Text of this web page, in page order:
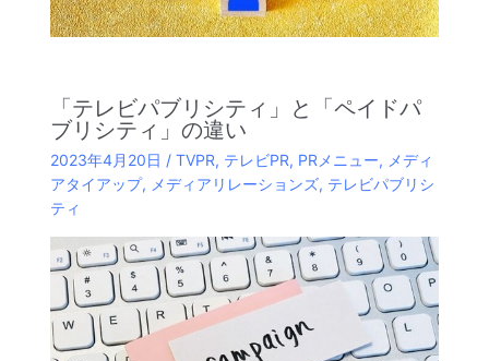
「テレビパブリシティ」と「ペイドパ
ブリシティ」の違い
2023年4月20日 / TVPR, テレビPR, PRメニュー, メディ
アタイアップ, メディアリレーションズ, テレビパブリシ
ティ